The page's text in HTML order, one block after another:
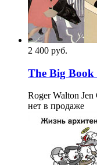
2 400 pуб.
The Big
Roger Walton
нет в продаже